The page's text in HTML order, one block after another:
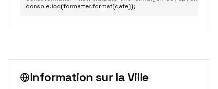
console.log(formatter.format(date));
Information sur la Ville